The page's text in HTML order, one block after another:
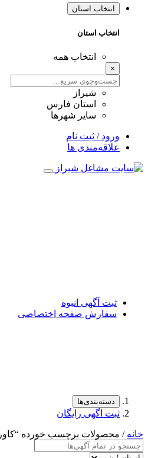
انتخاب استان
انتخاب استان
انتخاب همه
×
شیراز
استان فارس
سایر شهرها
ورود / ثبت نام
علاقه‌مندی ها
ثبت آگهی انبوه
سفارش صفحه اختصاصی
دسته‌بندی‌ها
ثبت اگهی رایگان
خانه / محصولات برچسب خورده